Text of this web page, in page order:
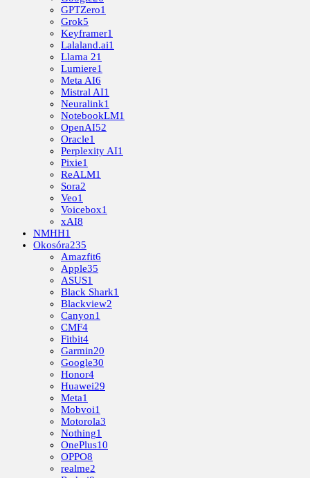
GPTZero1
Grok5
Keyframer1
Lalaland.ai1
Llama 21
Lumiere1
Meta AI6
Mistral AI1
Neuralink1
NotebookLM1
OpenAI52
Oracle1
Perplexity AI1
Pixie1
ReALM1
Sora2
Veo1
Voicebox1
xAI8
NMHH1
Okosóra235
Amazfit6
Apple35
ASUS1
Black Shark1
Blackview2
Canyon1
CMF4
Fitbit4
Garmin20
Google30
Honor4
Huawei29
Meta1
Mobvoi1
Motorola3
Nothing1
OnePlus10
OPPO8
realme2